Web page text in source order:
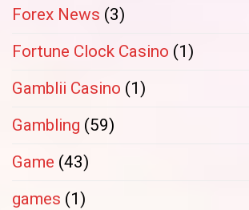
Forex News (3)
Fortune Clock Casino (1)
Gamblii Casino (1)
Gambling (59)
Game (43)
games (1)